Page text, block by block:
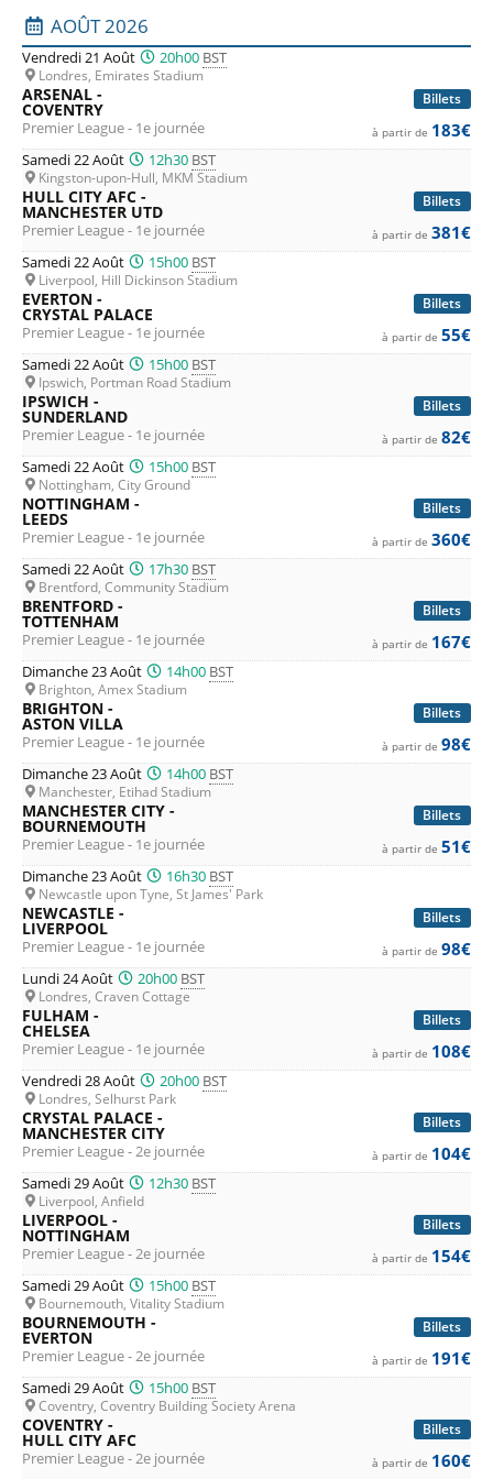
PourCrystal Palace,Brentford
Sunderland
etHull, la
saison pourrait s'avérer être longue et difficile, sauf
surprise. Mais des surprises, tout comme des émotions
fortes, le championnat de Premier League n'est pas le
dernier à en donner, et tout va très vite au Royaume-Uni en
Soyez-en sûrs, le championnat de Premier Leaguesera
riche en buts et en émotions. N’hésitez plus et achetez vos
billets Premier League en ligne pour assister à un match de
football outre Manche dans des stades pleins à craquer et
profitez des ambiances à couper le souffle des stades
anglais. Pour cela, rien de plus simple: profitez de notre
comparateur avant d'acheter et profiter des
pour les billets de Premier League
, championnat de
première division de football en Angleterre.
Liste des prochains matchs : Premier League.
AOÛT 2026
Vendredi 21 Août 20h00 BST
Londres, Emirates Stadium
Billets
ARSENAL -
COVENTRY
Premier League - 1e journée à partir de 183€
Samedi 22 Août 12h30 BST
Kingston-upon-Hull, MKM Stadium
Billets
HULL CITY AFC -
MANCHESTER UTD
Premier League - 1e journée à partir de 381€
Samedi 22 Août 15h00 BST
Liverpool, Hill Dickinson Stadium
Billets
EVERTON -
CRYSTAL PALACE
Premier League - 1e journée à partir de 55€
Samedi 22 Août 15h00 BST
Ipswich, Portman Road Stadium
Billets
IPSWICH -
SUNDERLAND
Premier League - 1e journée à partir de 82€
Samedi 22 Août 15h00 BST
Nottingham, City Ground
Billets
NOTTINGHAM -
LEEDS
Premier League - 1e journée à partir de 360€
Samedi 22 Août 17h30 BST
Brentford, Community Stadium
Billets
BRENTFORD -
TOTTENHAM
Premier League - 1e journée à partir de 167€
Dimanche 23 Août 14h00 BST
Brighton, Amex Stadium
Billets
BRIGHTON -
ASTON VILLA
Premier League - 1e journée à partir de 98€
Dimanche 23 Août 14h00 BST
Manchester, Etihad Stadium
Billets
MANCHESTER CITY -
BOURNEMOUTH
Premier League - 1e journée à partir de 51€
Dimanche 23 Août 16h30 BST
Newcastle upon Tyne, St James' Park
Billets
NEWCASTLE -
LIVERPOOL
Premier League - 1e journée à partir de 98€
Lundi 24 Août 20h00 BST
Londres, Craven Cottage
Billets
FULHAM -
CHELSEA
Premier League - 1e journée à partir de 108€
Vendredi 28 Août 20h00 BST
Londres, Selhurst Park
Billets
CRYSTAL PALACE -
MANCHESTER CITY
Premier League - 2e journée à partir de 104€
Samedi 29 Août 12h30 BST
Liverpool, Anfield
Billets
LIVERPOOL -
NOTTINGHAM
Premier League - 2e journée à partir de 154€
Samedi 29 Août 15h00 BST
Bournemouth, Vitality Stadium
Billets
BOURNEMOUTH -
EVERTON
Premier League - 2e journée à partir de 191€
Samedi 29 Août 15h00 BST
Coventry, Coventry Building Society Arena
Billets
COVENTRY -
HULL CITY AFC
Premier League - 2e journée à partir de 160€